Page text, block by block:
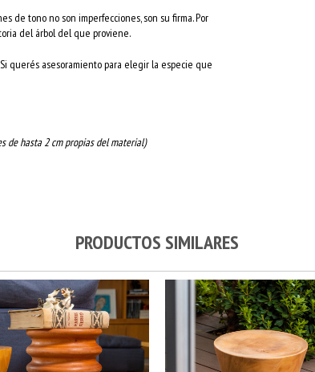
de tono no son imperfecciones, son su firma. Por
del árbol del que proviene.
querés asesoramiento para elegir la especie que
de hasta 2 cm propias del material)
PRODUCTOS SIMILARES